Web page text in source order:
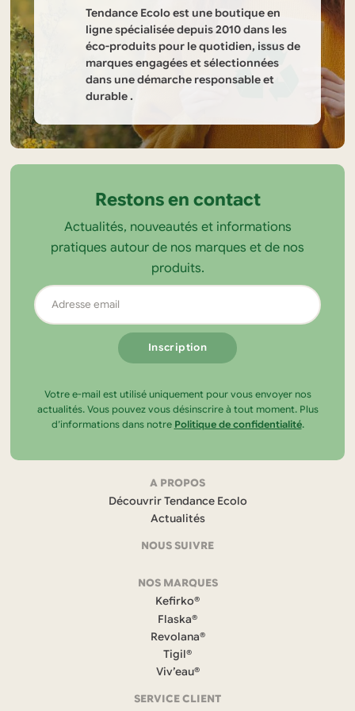
la
page
du
produit
Informations
sur
boutique
Tendance
Tendance Ecolo est une boutique en
ligne spécialisée depuis 2010 dans les
éco-produits pour le quotidien, issus de
marques engagées et sélectionnées
dans une démarche responsable et
durable .
Restons en contact
Actualités, nouveautés et informations
pratiques autour de nos marques et de nos
produits.
Adresse
email
Votre e-mail est utilisé uniquement pour vous envoyer nos
actualités. Vous pouvez vous désinscrire à tout moment. Plus
d’informations dans notre Politique de confidentialité.
coordonnées
A PROPOS
Découvrir Tendance Ecolo
Actualités
NOUS SUIVRE
a
c
e
b
o
o
k
s
NOS MARQUES
Kefirko®
Flaska®
Revolana®
Tigil®
Viv’eau®
SERVICE CLIENT